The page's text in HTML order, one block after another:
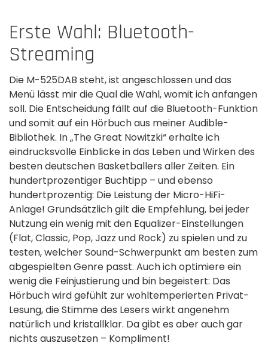
Erste Wahl: Bluetooth-
Streaming
Die M-525DAB steht, ist angeschlossen und das
Menü lässt mir die Qual die Wahl, womit ich anfangen
soll. Die Entscheidung fällt auf die Bluetooth-Funktion
und somit auf ein Hörbuch aus meiner Audible-
Bibliothek. In „The Great Nowitzki“ erhalte ich
eindrucksvolle Einblicke in das Leben und Wirken des
besten deutschen Basketballers aller Zeiten. Ein
hundertprozentiger Buchtipp – und ebenso
hundertprozentig: Die Leistung der Micro-HiFi-
Anlage! Grundsätzlich gilt die Empfehlung, bei jeder
Nutzung ein wenig mit den Equalizer-Einstellungen
(Flat, Classic, Pop, Jazz und Rock) zu spielen und zu
testen, welcher Sound-Schwerpunkt am besten zum
abgespielten Genre passt. Auch ich optimiere ein
wenig die Feinjustierung und bin begeistert: Das
Hörbuch wird gefühlt zur wohltemperierten Privat-
Lesung, die Stimme des Lesers wirkt angenehm
natürlich und kristallklar. Da gibt es aber auch gar
nichts auszusetzen – Kompliment!